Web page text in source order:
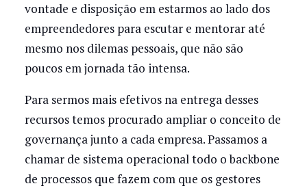
vontade e disposição em estarmos ao lado dos
empreendedores para escutar e mentorar até
mesmo nos dilemas pessoais, que não são
poucos em jornada tão intensa.
Para sermos mais efetivos na entrega desses
recursos temos procurado ampliar o conceito de
governança junto a cada empresa. Passamos a
chamar de sistema operacional todo o backbone
de processos que fazem com que os gestores